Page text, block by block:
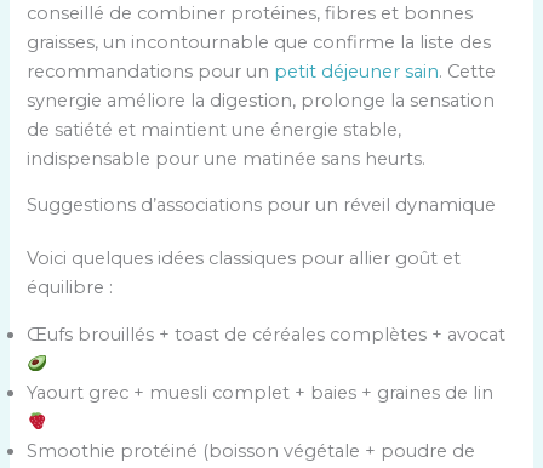
conseillé de combiner protéines, fibres et bonnes
graisses, un incontournable que confirme la liste des
recommandations pour un petit déjeuner sain. Cette
synergie améliore la digestion, prolonge la sensation
de satiété et maintient une énergie stable,
indispensable pour une matinée sans heurts.
Suggestions d’associations pour un réveil dynamique
Voici quelques idées classiques pour allier goût et
équilibre :
Œufs brouillés + toast de céréales complètes + avocat
Yaourt grec + muesli complet + baies + graines de lin
Smoothie protéiné (boisson végétale + poudre de